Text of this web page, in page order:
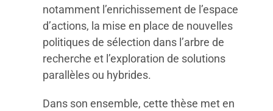
notamment l’enrichissement de l’espace
d’actions, la mise en place de nouvelles
politiques de sélection dans l’arbre de
recherche et l’exploration de solutions
parallèles ou hybrides.
Dans son ensemble, cette thèse met en